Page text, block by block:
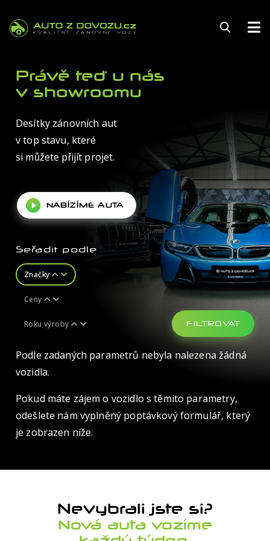
KARIÉRA
AUTOSERVIS
Právě teď u nás
v showroomu
Desítky zánovních aut
v top stavu, které
si můžete přijít projet.
NABÍZÍME AUTA
Seřadit podle
Značky
Ceny
Roku výroby FILTROVAT
Značka
Ford
Vyberte značku vozu
Alpina
BMW
Cadillac
Model
Mustang
Ranger
Nerozhoduje
Nerozhoduje
Podle zadaných parametrů nebyla nalezena žádná
vozidla.
Pokud máte zájem o vozidlo s těmito parametry,
odešlete nám vyplněný poptávkový formulář, který
je zobrazen níže.
Nevybrali jste si?
Nová auta vozíme